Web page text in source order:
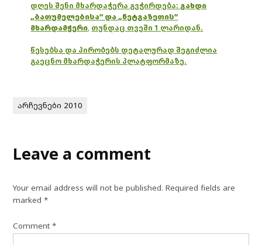
დღეს შენი მხარდაჭერა გვჭირდება: გახდი
„ბათუმელებისა“ და „ნეტგაზეთის“
მხარდამჭერი, თუნდაც თვეში 1 ლარიდან.
წესებსა და პირობებს დეტალურად შეგიძლია
გაეცნო მხარდაჭერის პლატფორმაზე.
არჩევნები 2010
Leave a comment
Your email address will not be published. Required fields are
marked*
Comment*